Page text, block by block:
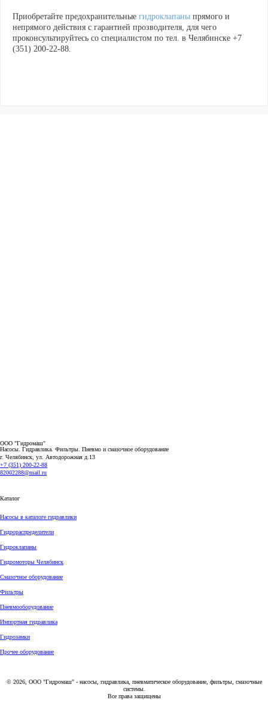
Приобретайте предохранительные гидроклапаны прямого и
непрямого действия с гарантией прозводителя, для чего
проконсультируйтесь со специалистом по тел. в Челябинске +7
(351) 200-22-88.
ООО "Гидромаш"
Насосы. Гидравлика. Фильтры. Пневмо и смазочное оборудование
г. Челябинск, ул. Автодорожная д.13
+7 (351) 200-22-88
82002288@mail.ru
Каталог
Насосы в каталоге гидравлики
Гидрораспределители
Гидроклапаны
Гидромоторы Челябинск
Смазочное оборудование
Фильтры
Пневмооборудование
Импортная гидравлика
Гидрозамки
Прочее оборудование
© 2026, ООО "Гидромаш" - насосы, гидравлика, пневматическое оборудование, фильтры, смазочные
системы.
Все права защищены